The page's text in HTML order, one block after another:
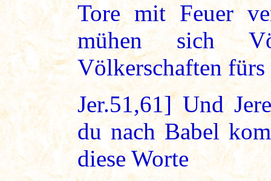
Tore mit Feuer
mühen sich
Völkerschaften fürs
Jer.51,61] Und
du nach Babel
diese Worte